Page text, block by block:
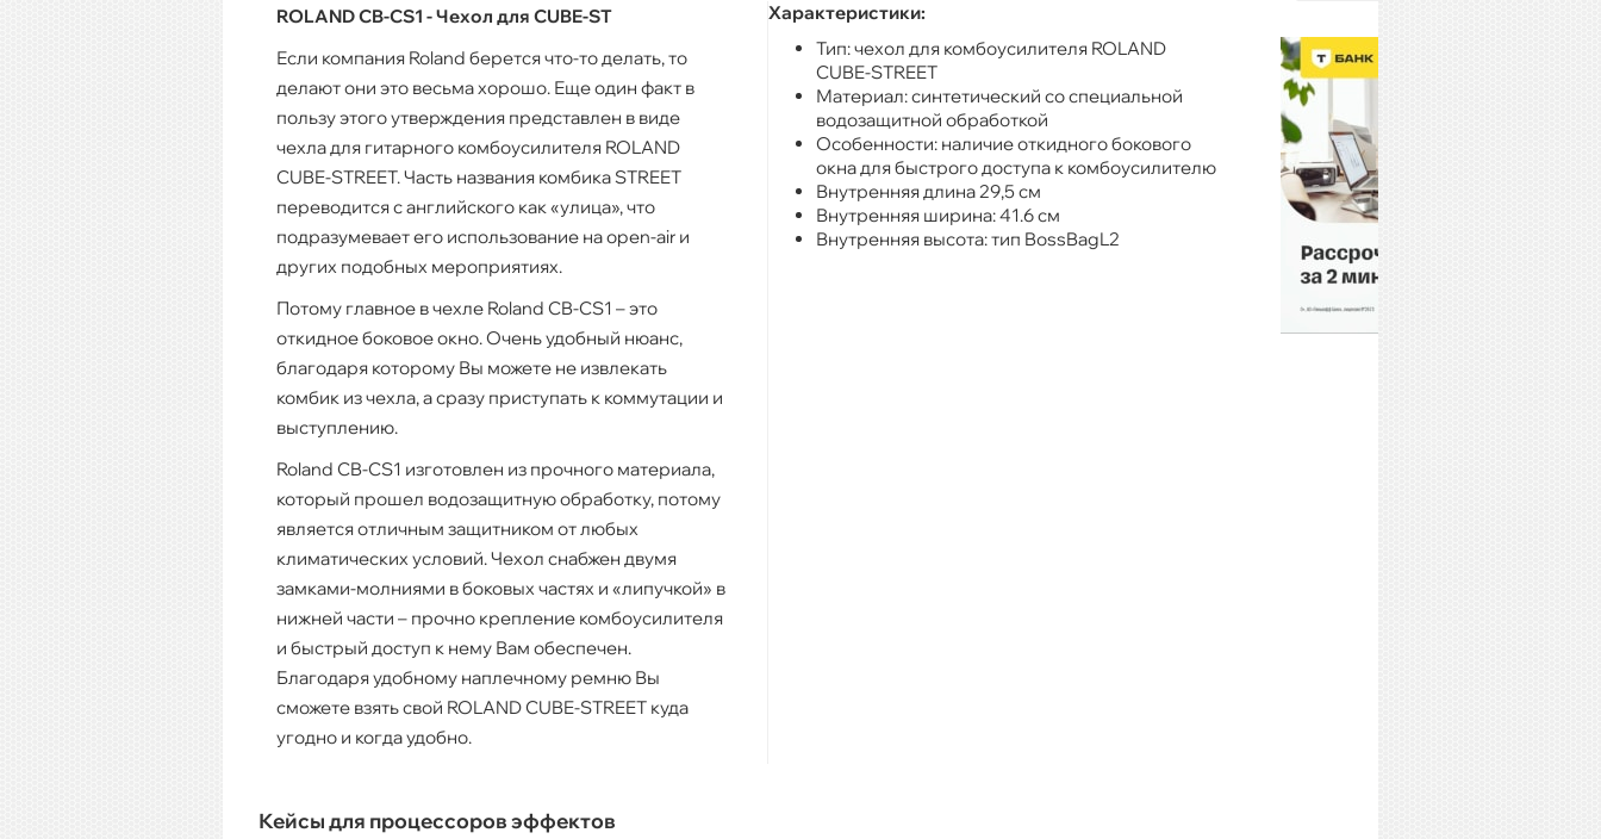
ROLAND CB-CS1 - Чехол для CUBE-ST
Если компания Roland берется что-то делать, то
делают они это весьма хорошо. Еще один факт в
пользу этого утверждения представлен в виде
чехла для гитарного комбоусилителя ROLAND
CUBE-STREET. Часть названия комбика STREET
переводится с английского как «улица», что
подразумевает его использование на open-air и
других подобных мероприятиях.
Потому главное в чехле Roland CB-CS1 – это
откидное боковое окно. Очень удобный нюанс,
благодаря которому Вы можете не извлекать
комбик из чехла, а сразу приступать к коммутации и
выступлению.
Roland CB-CS1 изготовлен из прочного материала,
который прошел водозащитную обработку, потому
является отличным защитником от любых
климатических условий. Чехол снабжен двумя
замками-молниями в боковых частях и «липучкой» в
нижней части – прочно крепление комбоусилителя
и быстрый доступ к нему Вам обеспечен.
Благодаря удобному наплечному ремню Вы
сможете взять свой ROLAND CUBE-STREET куда
угодно и когда удобно.
Характеристики:
Тип: чехол для комбоусилителя ROLAND
CUBE-STREET
Материал: синтетический со специальной
водозащитной обработкой
Особенности: наличие откидного бокового
окна для быстрого доступа к комбоусилителю
Внутренняя длина 29,5 см
Внутренняя ширина: 41.6 см
Внутренняя высота: тип BossBagL2
Кейсы для процессоров эффектов